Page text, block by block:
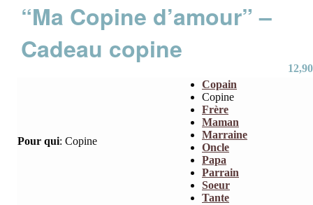
“Ma Copine d’amour” –
Cadeau copine
12,90
Pour qui: Copine
Copain
Copine
Frère
Maman
Marraine
Oncle
Papa
Parrain
Soeur
Tante